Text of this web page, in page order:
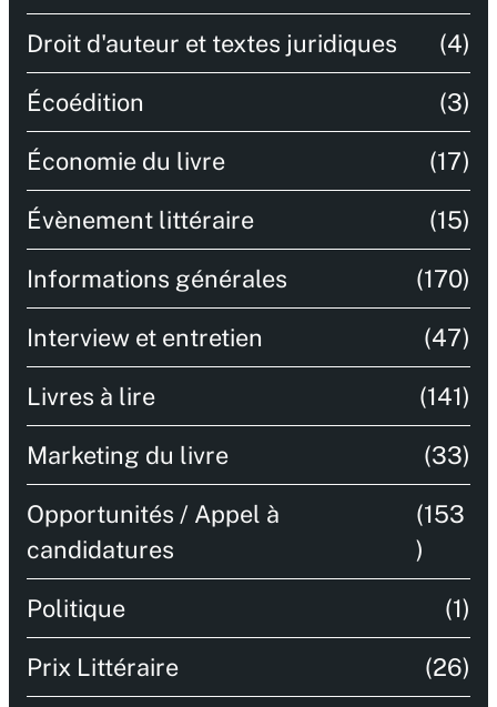
Droit d'auteur et textes juridiques (4)
Écoédition (3)
Économie du livre (17)
Évènement littéraire (15)
Informations générales (170)
Interview et entretien (47)
Livres à lire (141)
Marketing du livre (33)
Opportunités / Appel à
candidatures
(153
)
Politique (1)
Prix Littéraire (26)